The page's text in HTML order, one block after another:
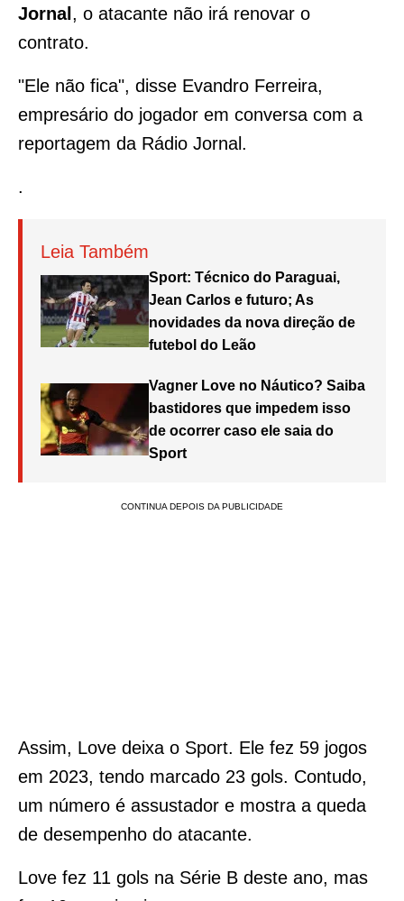
Jornal , o atacante não irá renovar o
contrato.
"Ele não fica", disse Evandro Ferreira,
empresário do jogador em conversa com a
reportagem da Rádio Jornal.
.
Leia Também
Sport: Técnico do Paraguai,
Jean Carlos e futuro; As
novidades da nova direção de
futebol do Leão
Vagner Love no Náutico? Saiba
bastidores que impedem isso
de ocorrer caso ele saia do
Sport
Assim, Love deixa o Sport. Ele fez 59 jogos
em 2023, tendo marcado 23 gols. Contudo,
um número é assustador e mostra a queda
de desempenho do atacante.
Love fez 11 gols na Série B deste ano, mas